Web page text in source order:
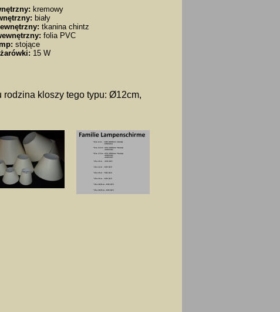
kremowy
biały
tkanina chintz
folia PVC
stojące
15 W
kloszy tego typu: Ø12cm,